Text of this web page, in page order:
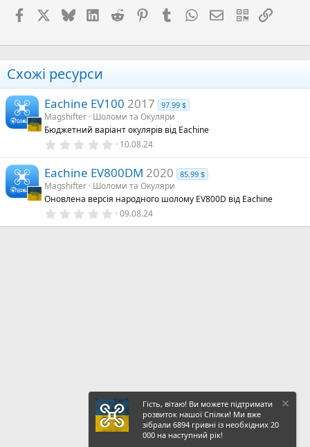
FacebookX (Twitter)
BlueskyLinkedInReddit PinterestTumblr WhatsApp
E-mail QR Code
Схожі ресурси
Eachine EV100 2017 97.99 $
Magshifter Шоломи та Окуляри
Бюджетний варіант окулярів від Eachine
0
0
з
і
р
к
(
10.08.24
Eachine EV800DM 2020 85.99 $
Magshifter Шоломи та Окуляри
Оновлена версія народного шолому EV800D від Eachine
009.08.24
Гість, вітаю! Ви можете підтримати
розвиток нашої Спілки! Ми вже
зібрали 6894 гривні із необхідних 20
000 на наступний рік!